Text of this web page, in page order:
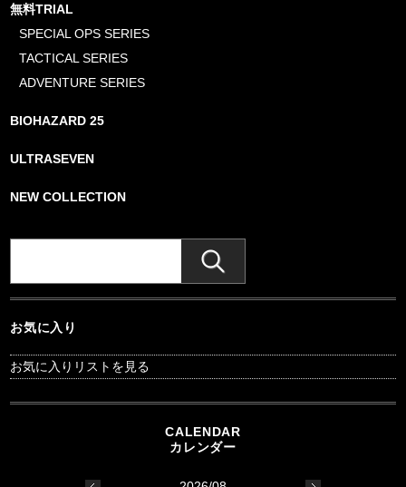
無料TRIAL
SPECIAL OPS SERIES
TACTICAL SERIES
ADVENTURE SERIES
BIOHAZARD 25
ULTRASEVEN
NEW COLLECTION
お気に入り
お気に入りリストを見る